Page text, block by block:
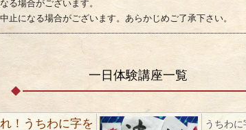
る場合がございます。
止になる場合がございます。あらかじめご了承下さい。
一日体験講座一覧
！うちわに字を
うちわ